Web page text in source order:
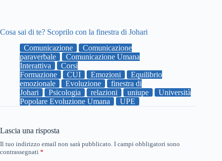
Cosa sai di te? Scoprilo con la finestra di Johari
Comunicazione
Comunicazione
paraverbale
Comunicazione Umana
Interattiva
Corsi
Formazione
CUI Emozioni
Equilibrio
emozionale
Evoluzione
finestra di
Johari
Psicologia relazioni uniupe
Università
Popolare Evoluzione Umana
UPE
Lascia una risposta
Il tuo indirizzo email non sarà pubblicato. I campi obbligatori sono
contrassegnati *